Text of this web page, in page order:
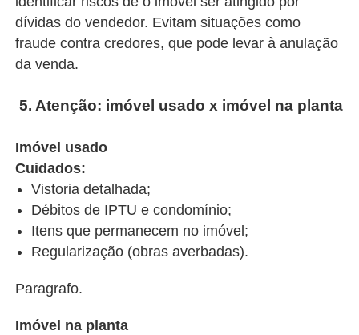
dívidas do vendedor. Evitam situações como
fraude contra credores, que pode levar à anulação
da venda.
5. Atenção: imóvel usado x imóvel na planta
Imóvel usado
Cuidados:
Vistoria detalhada;
Débitos de IPTU e condomínio;
Itens que permanecem no imóvel;
Regularização (obras averbadas).
Paragrafo.
Imóvel na planta